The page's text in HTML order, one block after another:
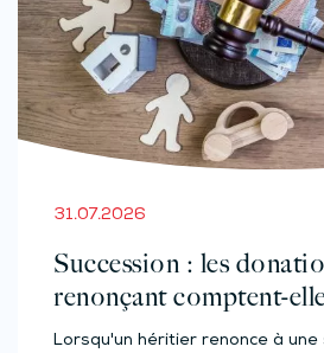
31.07.2026
Succession : les
renonçant comptent-
Lorsqu'un héritier renonce à une